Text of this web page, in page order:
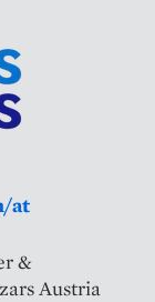
at
&
Austria